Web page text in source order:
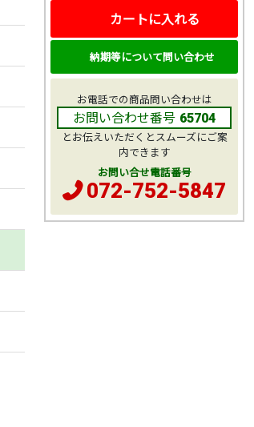
カートに入れる
納期等について問い合わせ
お電話での商品問い合わせは
お問い合わせ番号 65704
とお伝えいただくとスムーズにご案
内できます
お問い合せ電話番号
072-752-5847